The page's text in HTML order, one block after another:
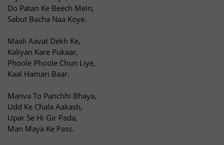
Do Patan Ke Beech Mein,
Sabut Bacha Naa Koye.
Maali Aavat Dekh Ke,
Kaliyan Kare Pukaar,
Phoole Phoole Chun Liye,
Kaal Hamari Baar.
Manva To Panchhi Bhaya,
Udd Ke Chala Aakash,
Upar Se Hi Gir Pada,
Man Maya Ke Pass.